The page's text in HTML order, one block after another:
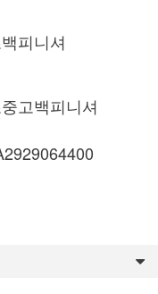
피니셔
고백피니셔